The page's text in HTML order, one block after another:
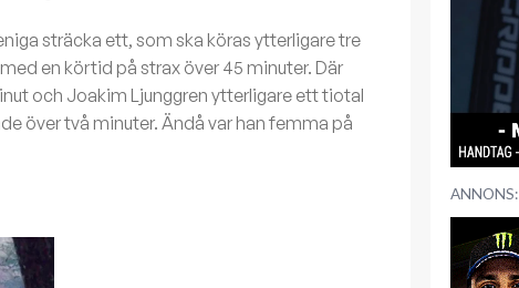
sträcka ett, som ska köras ytterligare tre
en körtid på strax över 45 minuter. Där
och Joakim Ljunggren ytterligare ett tiotal
över två minuter. Ändå var han femma på
ANNONS: